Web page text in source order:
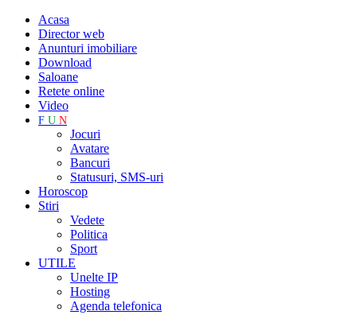
Acasa
Director web
Anunturi imobiliare
Download
Saloane
Retete online
Video
F U N
Jocuri
Avatare
Bancuri
Statusuri, SMS-uri
Horoscop
Stiri
Vedete
Politica
Sport
UTILE
Unelte IP
Hosting
Agenda telefonica